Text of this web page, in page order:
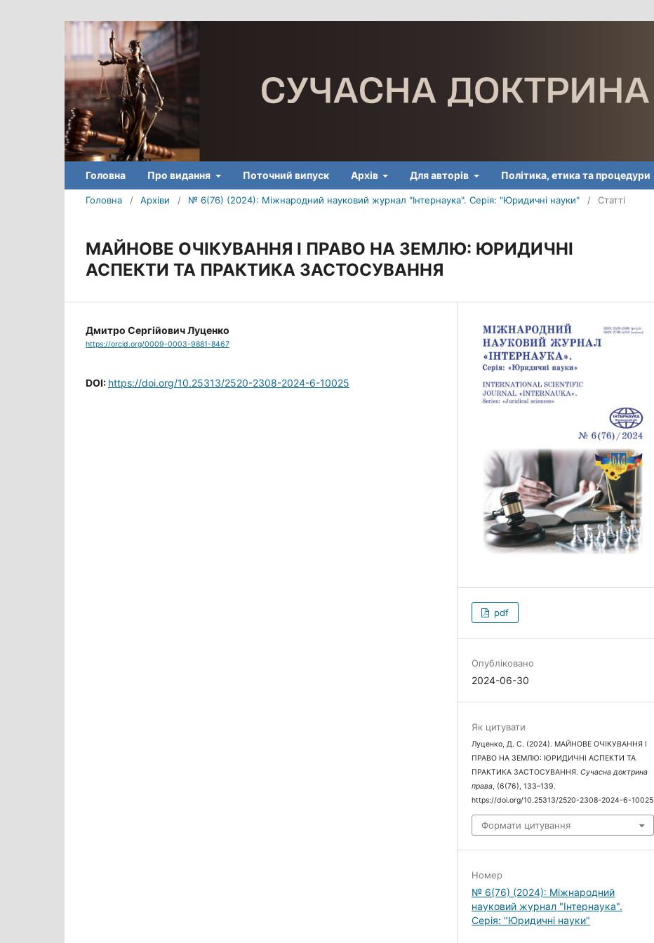
Головна Про видання Поточний випуск Архів Для авторів Політика, етика та процедури
Головна / Архіви / № 6(76) (2024): Міжнародний науковий журнал "Інтернаука". Серія: "Юридичні науки" / Статті
МАЙНОВЕ ОЧІКУВАННЯ І ПРАВО НА ЗЕМЛЮ: ЮРИДИЧНІ
АСПЕКТИ ТА ПРАКТИКА ЗАСТОСУВАННЯ
Дмитро Сергійович Луценко
https://orcid.org/0009-0003-9881-8467
DOI: https://doi.org/10.25313/2520-2308-2024-6-10025
pdf
Опубліковано
2024-06-30
Як цитувати
Луценко, Д. С. (2024). МАЙНОВЕ ОЧІКУВАННЯ І
ПРАВО НА ЗЕМЛЮ: ЮРИДИЧНІ АСПЕКТИ ТА
ПРАКТИКА ЗАСТОСУВАННЯ.Сучасна доктрина
права , (6(76), 133–139.
https://doi.org/10.25313/2520-2308-2024-6-10025
Формати цитування
Номер
№ 6(76) (2024): Міжнародний
науковий журнал "Інтернаука".
Серія: "Юридичні науки"